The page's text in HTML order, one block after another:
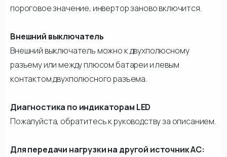
пороговое значение, инвертор заново включится.
Внешний выключатель
Внешний выключатель можно к двухполюсному
разъему или между плюсом батареи и левым
контактом двухполюсного разъема.
Диагностика по индикаторам LED
Пожалуйста, обратитесь к руководству за описанием.
Для передачи нагрузки на другой источник АС: